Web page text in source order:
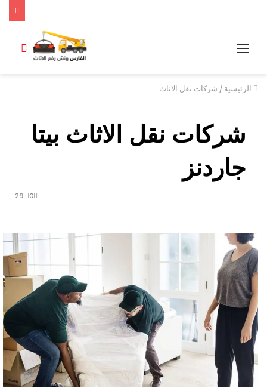
الرئيسية / شركات نقل الاثاث
شركات نقل الاثاث بيتا
جاردنز
0